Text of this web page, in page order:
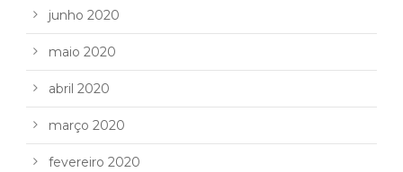
junho 2020
maio 2020
abril 2020
março 2020
fevereiro 2020